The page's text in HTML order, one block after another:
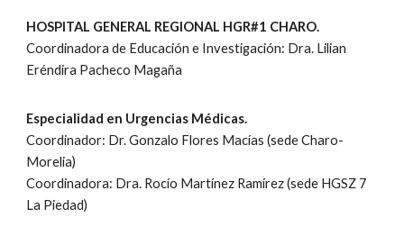
HOSPITAL GENERAL REGIONAL HGR#1 CHARO.
Coordinadora de Educación e Investigación: Dra. Lilian
Eréndira Pacheco Magaña
Especialidad en Urgencias Médicas.
Coordinador: Dr. Gonzalo Flores Macías (sede Charo-
Morelia)
Coordinadora: Dra. Rocío Martínez Ramírez (sede HGSZ 7
La Piedad)